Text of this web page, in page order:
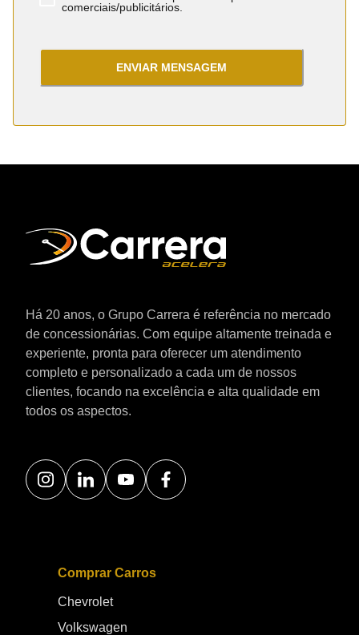
comerciais/publicitários.
ENVIAR MENSAGEM
Há 20 anos, o Grupo Carrera é referência no mercado
de concessionárias. Com equipe altamente treinada e
experiente, pronta para oferecer um atendimento
completo e personalizado a cada um de nossos
clientes, focando na excelência e alta qualidade em
todos os aspectos.
Comprar Carros
Chevrolet
Volkswagen